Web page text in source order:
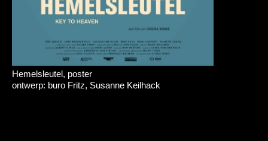
Hemelsleutel, poster
ontwerp: buro Fritz, Susanne Keilhack